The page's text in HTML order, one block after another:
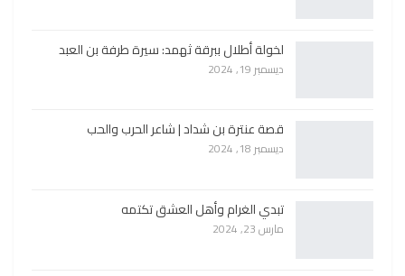
لخولة أطلال ببرقة ثهمد: سيرة طرفة بن العبد
ديسمبر 19, 2024
قصة عنترة بن شداد | شاعر الحرب والحب
ديسمبر 18, 2024
تبدي الغرام وأهل العشق تكتمه
مارس 23, 2024